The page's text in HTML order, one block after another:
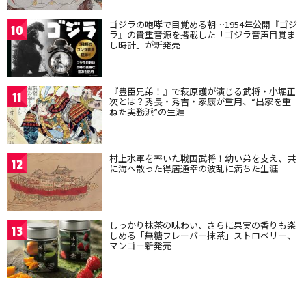
10 ゴジラの咆哮で目覚める朝…1954年公開『ゴジ
ラ』の貴重音源を搭載した「ゴジラ音声目覚ま
し時計」が新発売
11 『豊臣兄弟！』で萩原護が演じる武将・小堀正
次とは？秀長・秀吉・家康が重用、“出家を重
ねた実務派”の生涯
12 村上水軍を率いた戦国武将！幼い弟を支え、共
に海へ散った得居通幸の波乱に満ちた生涯
13 しっかり抹茶の味わい、さらに果実の香りも楽
しめる「無糖フレーバー抹茶」ストロベリー、
マンゴー新発売